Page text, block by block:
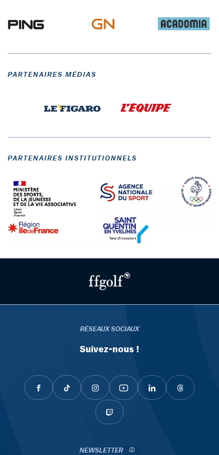
PARTENAIRES MÉDIAS
PARTENAIRES INSTITUTIONNELS
RÉSEAUX SOCIAUX
Suivez-nous !
NEWSLETTER